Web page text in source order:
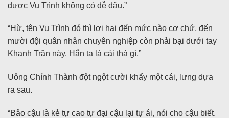
được Vu Trình không có dễ đâu.”
“Hừ, tên Vu Trình đó thì lợi hại đến mức nào cơ chứ, đến
mười đội quân nhân chuyên nghiệp còn phải bại dưới tay
Khanh Trần này. Hắn ta là cái thá gì.”
Uông Chính Thành đột ngột cười khẩy một cái, lưng dựa
ra sau.
“Bảo cậu là kẻ tự cao tự đại cậu lại tự ái, nói cho cậu biết.